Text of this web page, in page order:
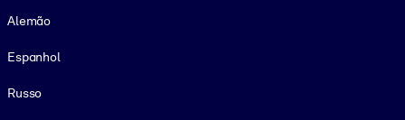
Alemão
Espanhol
Russo